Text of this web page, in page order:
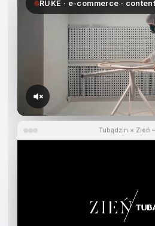
RUKE · e-commerce ·
Tubądzin × Zień